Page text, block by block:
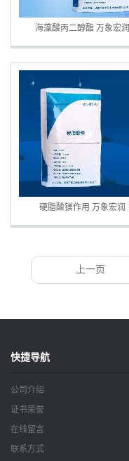
海藻酸丙二醇酯 万象宏润
硬脂酸镁作用 万象宏润
上一页
快捷导航
公司介绍
证书荣誉
在线留言
联系方式